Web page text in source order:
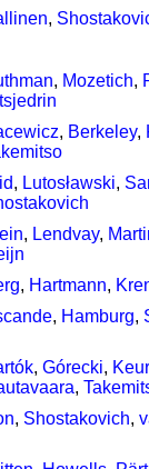
,
, Mozetich,
, Berkeley,
, Lutosławski,
, Lendvay,
, Hartmann,
, Hamburg,
, Górecki,
,
, Shostakovich,